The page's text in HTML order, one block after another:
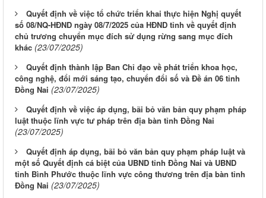
Quyết định về việc tổ chức triển khai thực hiện Nghị quyết
số 08/NQ-HĐND ngày 08/7/2025 của HĐND tỉnh về quyết định
chủ trương chuyển mục đích sử dụng rừng sang mục đích
khác (23/07/2025)
Quyết định thành lập Ban Chỉ đạo về phát triển khoa học,
công nghệ, đổi mới sáng tạo, chuyển đổi số và Đề án 06 tỉnh
Đồng Nai (23/07/2025)
Quyết định về việc áp dụng, bãi bỏ văn bản quy phạm pháp
luật thuộc lĩnh vực tư pháp trên địa bàn tỉnh Đồng Nai
(23/07/2025)
Quyết định áp dụng, bãi bỏ văn bản quy phạm pháp luật và
một số Quyết định cá biệt của UBND tỉnh Đồng Nai và UBND
tỉnh Bình Phước thuộc lĩnh vực công thương trên địa bàn tỉnh
Đồng Nai (23/07/2025)